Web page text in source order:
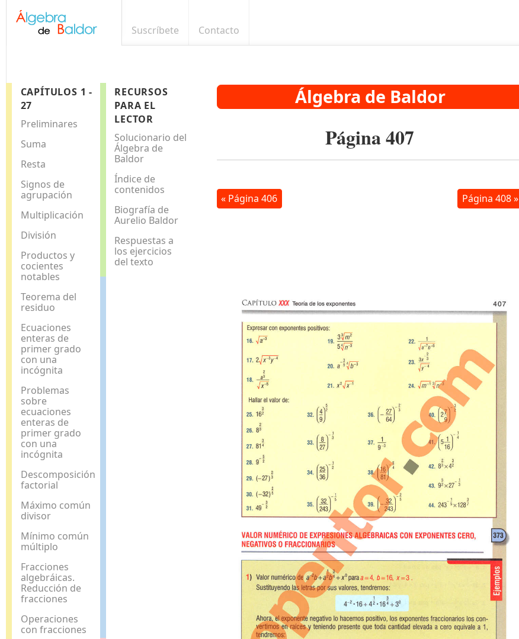
Suscríbete Contacto
CAPÍTULOS 1 -
27
Preliminares
Suma
Resta
Signos de
agrupación
Multiplicación
División
Productos y
cocientes
notables
Teorema del
residuo
Ecuaciones
enteras de
primer grado
con una
incógnita
Problemas
sobre
ecuaciones
enteras de
primer grado
con una
incógnita
Descomposición
factorial
Máximo común
divisor
Mínimo común
múltiplo
Fracciones
algebráicas.
Reducción de
fracciones
Operaciones
con fracciones
RECURSOS
PARA EL
LECTOR
Solucionario del
Álgebra de
Baldor
Índice de
contenidos
Biografía de
Aurelio Baldor
Respuestas a
los ejercicios
del texto
Álgebra de Baldor
Página 407
« Página 406 Página 408 »